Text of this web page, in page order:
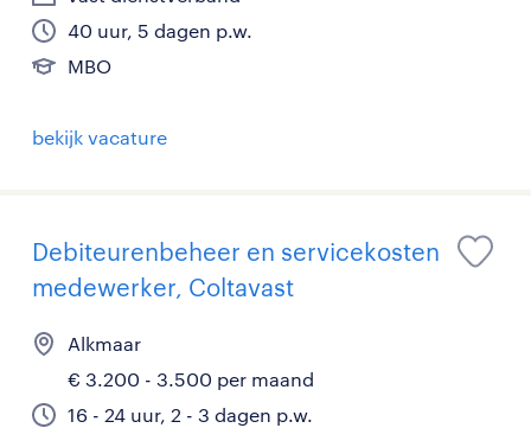
40 uur, 5 dagen p.w.
MBO
bekijk vacature
Debiteurenbeheer en servicekosten
medewerker, Coltavast
Alkmaar
€ 3.200 - 3.500 per maand
16 - 24 uur, 2 - 3 dagen p.w.